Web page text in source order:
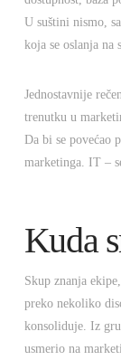
U suštini nismo,
koja se oslanja na
Jednostavnije
trenutku u
Da bi se povećao
marketinga. IT –
Kuda
Skup znanja
preko nekoliko
konsoliduje. Iz
usmerio na